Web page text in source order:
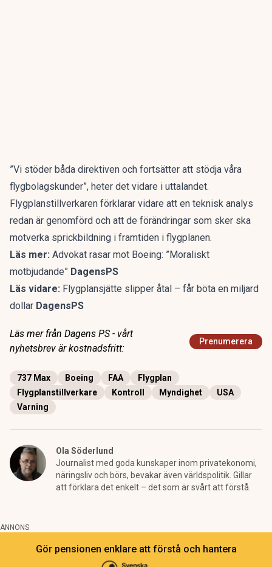
”Vi stöder båda direktiven och fortsätter att stödja våra
flygbolagskunder”, heter det vidare i uttalandet.
Flygplanstillverkaren förklarar vidare att en teknisk analys
redan är genomförd och att de förändringar som sker ska
motverka sprickbildning i framtiden i flygplanen.
Läs mer: Advokat rasar mot Boeing: ”Moraliskt
motbjudande” DagensPS
Läs vidare: Flygplansjätte slipper åtal – får böta en miljard
dollar DagensPS
Läs mer från Dagens PS - vårt
nyhetsbrev är kostnadsfritt:
Prenumerera
737 Max Boeing FAA
Flygplan
Flygplanstillverkare
Kontroll Myndighet
USA
Varning
Ola Söderlund
Journalist med goda kunskaper inom privatekonomi,
näringsliv och börs, bevakar även världspolitik. Gillar
att förklara det enkelt – det som är svårt att förstå.
ANNONS
Gör pensionen enklare att förstå och hantera